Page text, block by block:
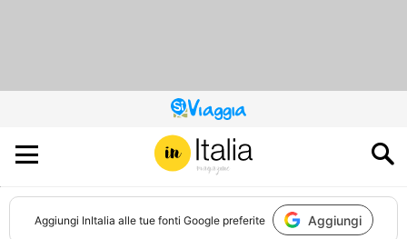
QUESTO
SITO
CONTRIBUISCE
ALL’AUDIENCE
DI
Aggiungi InItalia alle tue fonti Google preferite Aggiungi